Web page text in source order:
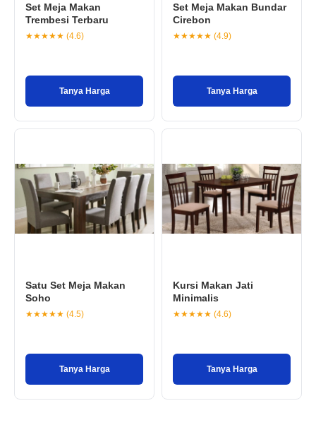
Set Meja Makan
Trembesi Terbaru
★★★★★ (4.6)
Tanya Harga
Set Meja Makan Bundar
Cirebon
★★★★★ (4.9)
Tanya Harga
Satu Set Meja Makan
Soho
★★★★★ (4.5)
Tanya Harga
Kursi Makan Jati
Minimalis
★★★★★ (4.6)
Tanya Harga